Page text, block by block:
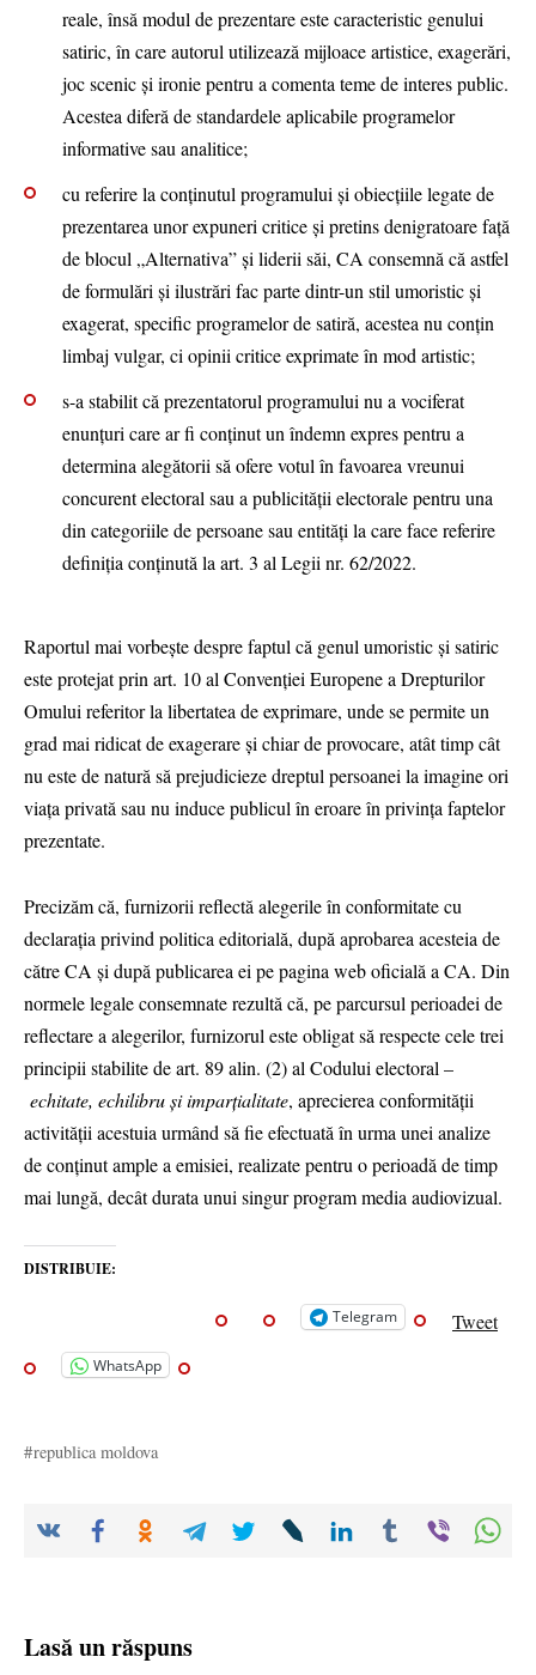
reale, însă modul de prezentare este caracteristic genului
satiric, în care autorul utilizează mijloace artistice, exagerări,
joc scenic și ironie pentru a comenta teme de interes public.
Acestea diferă de standardele aplicabile programelor
informative sau analitice;
cu referire la conținutul programului și obiecțiile legate de
prezentarea unor expuneri critice și pretins denigratoare față
de blocul „Alternativa” și liderii săi, CA consemnă că astfel
de formulări și ilustrări fac parte dintr-un stil umoristic și
exagerat, specific programelor de satiră, acestea nu conțin
limbaj vulgar, ci opinii critice exprimate în mod artistic;
s-a stabilit că prezentatorul programului nu a vociferat
enunțuri care ar fi conținut un îndemn expres pentru a
determina alegătorii să ofere votul în favoarea vreunui
concurent electoral sau a publicității electorale pentru una
din categoriile de persoane sau entități la care face referire
definiția conținută la art. 3 al Legii nr. 62/2022.
Raportul mai vorbește despre faptul că genul umoristic și satiric
este protejat prin art. 10 al Convenției Europene a Drepturilor
Omului referitor la libertatea de exprimare, unde se permite un
grad mai ridicat de exagerare și chiar de provocare, atât timp cât
nu este de natură să prejudicieze dreptul persoanei la imagine ori
viața privată sau nu induce publicul în eroare în privința faptelor
prezentate.
Precizăm că, furnizorii reflectă alegerile în conformitate cu
declarația privind politica editorială, după aprobarea acesteia de
către CA și după publicarea ei pe pagina web oficială a CA. Din
normele legale consemnate rezultă că, pe parcursul perioadei de
reflectare a alegerilor, furnizorul este obligat să respecte cele trei
principii stabilite de art. 89 alin. (2) al Codului electoral –
echitate, echilibru și imparțialitate, aprecierea conformității
activității acestuia urmând să fie efectuată în urma unei analize
de conținut ample a emisiei, realizate pentru o perioadă de timp
mai lungă, decât durata unui singur program media audiovizual.
DISTRIBUIE:
Telegram Tweet
WhatsApp
republica moldova
Lasă un răspuns